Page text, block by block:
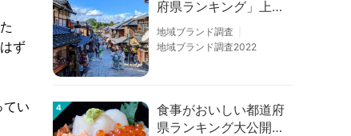
ず
てい
府県ランキング」上位
の順位に変動あり
地域ブランド調査
地域ブランド調査2022
4
食事がおいしい都道府
県ランキング大公開！